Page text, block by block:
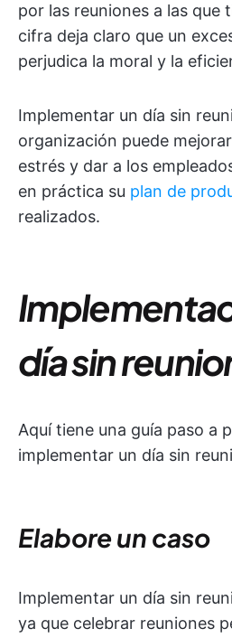
por las reuniones a las que
cifra deja claro que un
perjudica la moral y la
Implementar un día sin
organización puede
estrés y dar a los
en práctica su plan de
realizados.
día sin
Aquí tiene una guía paso a
implementar un día sin
Elabore un caso
Implementar un día sin
ya que celebrar reuniones